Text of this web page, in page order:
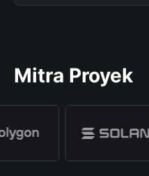
Mitra Proyek